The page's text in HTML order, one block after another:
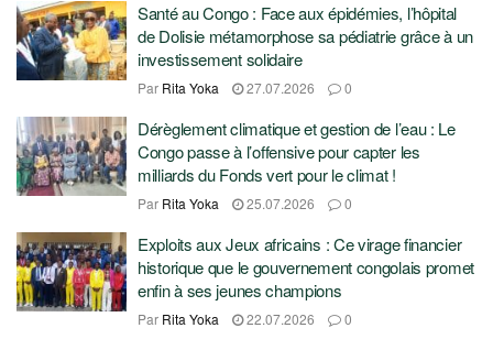
Santé au Congo : Face aux épidémies, l’hôpital
de Dolisie métamorphose sa pédiatrie grâce à un
investissement solidaire
Par Rita Yoka 27.07.2026 0
Dérèglement climatique et gestion de l’eau : Le
Congo passe à l’offensive pour capter les
milliards du Fonds vert pour le climat !
Par Rita Yoka 25.07.2026 0
Exploits aux Jeux africains : Ce virage financier
historique que le gouvernement congolais promet
enfin à ses jeunes champions
Par Rita Yoka 22.07.2026 0